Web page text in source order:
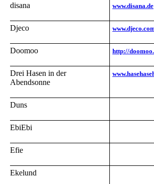
disana www.disana.de
Djeco
Doomoo http://
Drei Hasen in der
Abendsonne
Duns
EbiEbi
Efie
Ekelund